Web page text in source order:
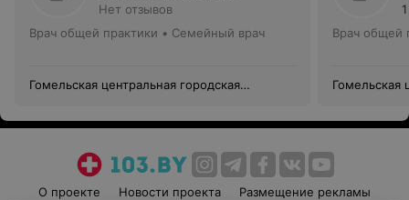
Нет отзывов
Врач общей практики • Семейный врач
Гомельская центральная городская
Врач общей
Гомельская
О проекте Новости проекта
Размещение рекламы